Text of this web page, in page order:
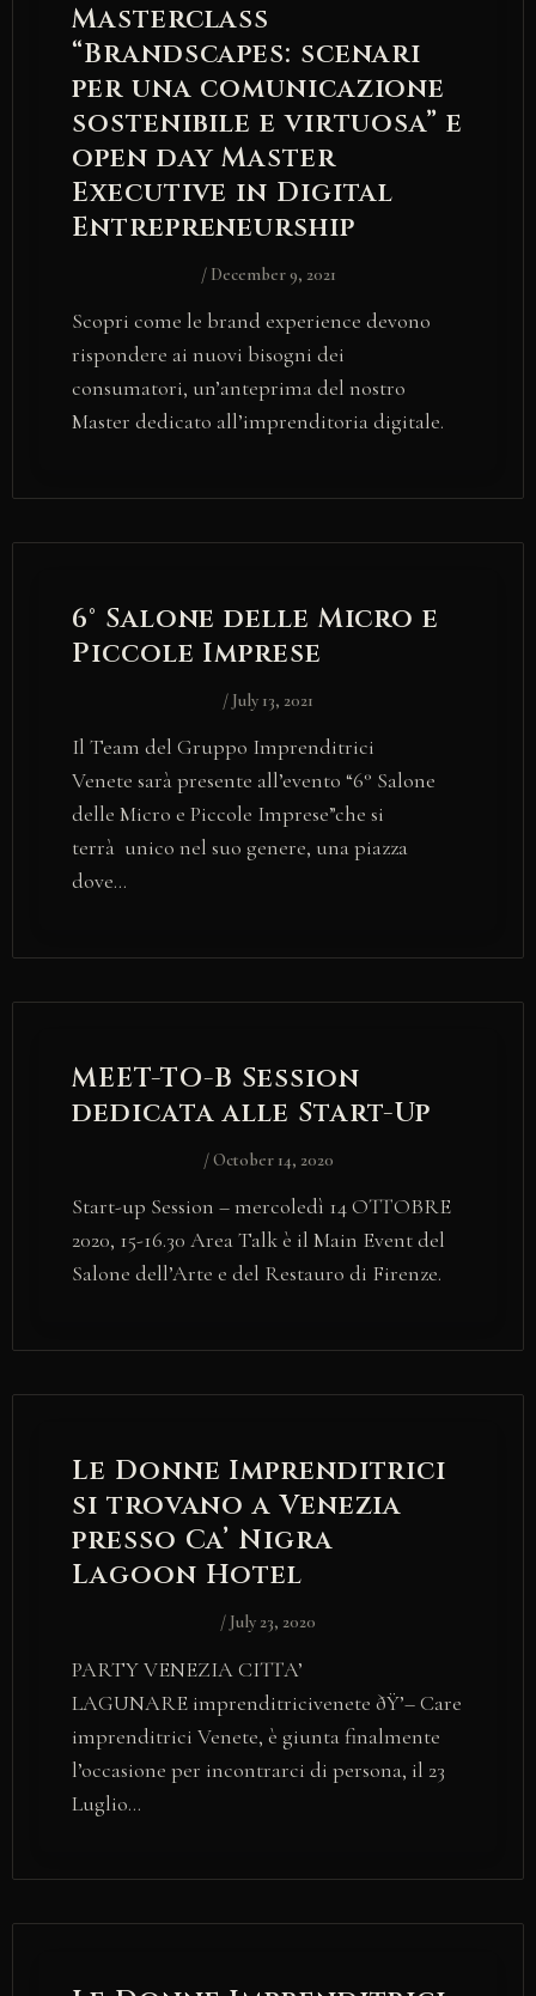
Masterclass
“Brandscapes: scenari
per una comunicazione
sostenibile e virtuosa” e
open day Master
Executive in Digital
Entrepreneurship
/ December 9, 2021
Scopri come le brand experience devono
rispondere ai nuovi bisogni dei
consumatori, un’anteprima del nostro
Master dedicato all’imprenditoria digitale.
6° Salone delle Micro e
Piccole Imprese
/ July 13, 2021
Il Team del Gruppo Imprenditrici
Venete sarà presente all’evento “6° Salone
delle Micro e Piccole Imprese”che si
terrà unico nel suo genere, una piazza
dove…
MEET-TO-B Session
dedicata alle Start-Up
/October 14, 2020
Start-up Session – mercoledì 14 OTTOBRE
2020, 15-16.30 Area Talk è il Main Event del
Salone dell’Arte e del Restauro di Firenze.
Le Donne Imprenditrici
si trovano a Venezia
presso Ca’ Nigra
Lagoon Hotel
/ July 23, 2020
PARTY VENEZIA CITTA’
LAGUNARE imprenditricivenete ðŸ’– Care
imprenditrici Venete, è giunta finalmente
l’occasione per incontrarci di persona, il 23
Luglio…